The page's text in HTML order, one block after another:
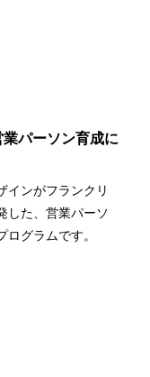
パーソン育成に
インがフランクリ
した、営業パーソ
グラムです。